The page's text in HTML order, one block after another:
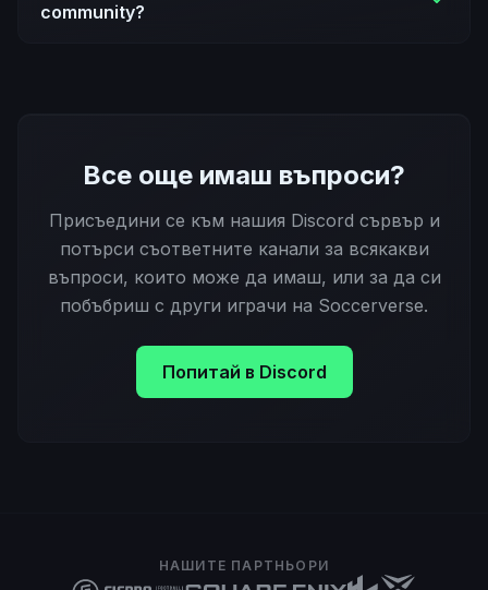
community?
Все още имаш въпроси?
Присъедини се към нашия Discord сървър и
потърси съответните канали за всякакви
въпроси, които може да имаш, или за да си
побъбриш с други играчи на Soccerverse.
Попитай в Discord
НАШИТЕ ПАРТНЬОРИ